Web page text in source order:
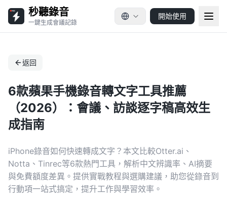
秒聽錄音
一鍵生成會議記錄
開始使用
返回
6款蘋果手機錄音轉文字工具推薦
（2026）：會議、訪談逐字稿高效生
成指南
iPhone錄音如何快速轉成文字？本文比較Otter.ai、
Notta、Tinrec等6款熱門工具，解析中文辨識率、AI摘要
與免費額度差異。提供實戰教程與選購建議，助您從錄音到
行動項一站式搞定，提升工作與學習效率。